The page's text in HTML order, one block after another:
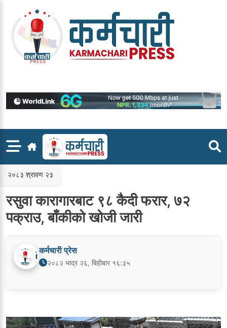
content
२०८३ श्रावण २३
रसुवा कारागारबाट ९८ कैदी फरार, ७२
पक्राउ, बाँकीको खोजी जारी
कर्मचारी प्रेस
२०८२ भाद्र २६, बिहीबार १६:३५